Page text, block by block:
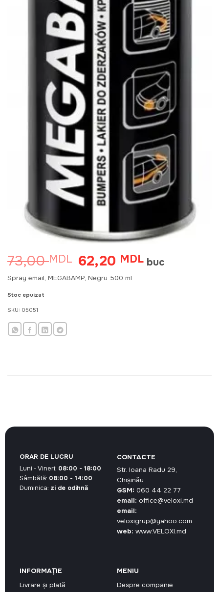
73,00MDL Prețul
inițial
a
62,20 MDLPrețul
curent
buc
Spray email, MEGABAMP, Negru 500 ml
Stoc epuizat
SKU: 05051
CONTACTE
Str. Ioana Radu 29,
Chișinău
GSM: 060 44 22 77
email: office@veloxi.md
email:
veloxigrup@yahoo.com
web: www.VELOXI.md
INFORMAȚIE
Livrare și plată
MENIU
Despre companie
ORAR DE LUCRU
Luni - Vineri: 08:00 - 18:00
Sâmbătă: 08:00 - 14:00
Duminica: zi de odihnă